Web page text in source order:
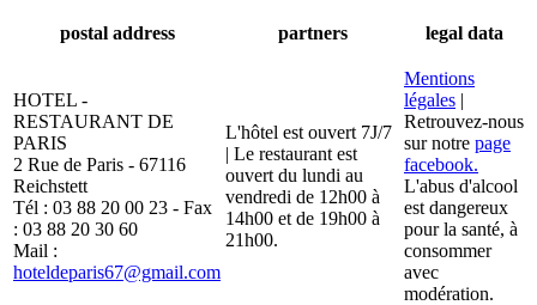
postal address partners legal data
HOTEL -
RESTAURANT DE
PARIS
2 Rue de Paris - 67116
Reichstett
Tél : 03 88 20 00 23 - Fax
: 03 88 20 30 60
Mail :
hoteldeparis67@gmail.com
L'hôtel est ouvert 7J/7
| Le restaurant est
ouvert du lundi au
vendredi de 12h00 à
14h00 et de 19h00 à
21h00.
Mentions
légales |
Retrouvez-nous
sur notre page
facebook.
L'abus d'alcool
est dangereux
pour la santé, à
consommer
avec
modération.